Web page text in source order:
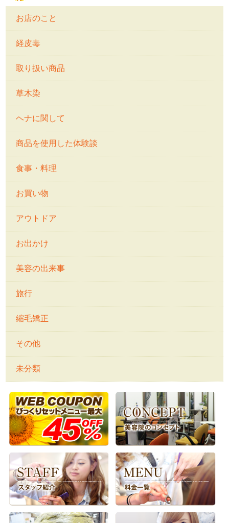
お店のこと
経皮毒
取り扱い商品
草木染
ヘナに関して
商品を使用した体験談
食事・料理
お買い物
アウトドア
お出かけ
美容の出来事
旅行
縮毛矯正
その他
未分類